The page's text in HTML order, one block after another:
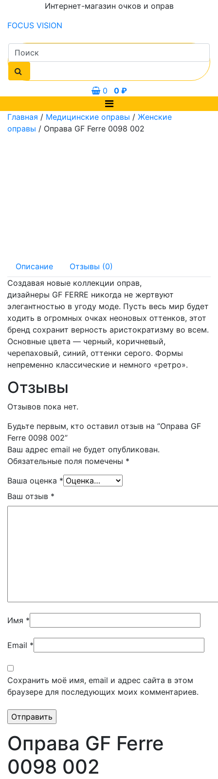
Интернет-магазин очков и оправ
FOCUS VISION
0 0 ₽
Главная / Медицинские оправы / Женские
оправы / Оправа GF Ferre 0098 002
Описание
Отзывы (0)
Создавая новые коллекции оправ,
дизайнеры GF FERRE никогда не жертвуют
элегантностью в угоду моде. Пусть весь мир будет
ходить в огромных очках неоновых оттенков, этот
бренд сохранит верность аристократизму во всем.
Основные цвета — черный, коричневый,
черепаховый, синий, оттенки серого. Формы
непременно классические и немного «ретро».
Отзывы
Отзывов пока нет.
Будьте первым, кто оставил отзыв на “Оправа GF
Ferre 0098 002”
Ваш адрес email не будет опубликован.
Обязательные поля помечены *
Ваша оценка *
Ваш отзыв *
Имя *
Email *
Сохранить моё имя, email и адрес сайта в этом
браузере для последующих моих комментариев.
Оправа GF Ferre
0098 002